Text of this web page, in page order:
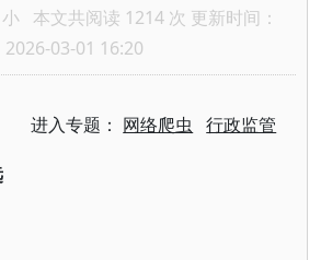
小 本文共阅读 1214 次 更新时间：
2026-03-01 16:20
进入专题： 网络爬虫 行政监管